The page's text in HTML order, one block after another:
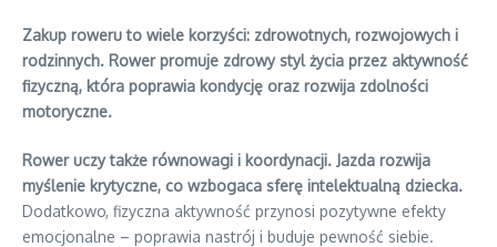
Zakup roweru to wiele korzyści: zdrowotnych, rozwojowych i
rodzinnych. Rower promuje zdrowy styl życia przez aktywność
fizyczną, która poprawia kondycję oraz rozwija zdolności
motoryczne.
Rower uczy także równowagi i koordynacji. Jazda rozwija
myślenie krytyczne, co wzbogaca sferę intelektualną dziecka.
Dodatkowo, fizyczna aktywność przynosi pozytywne efekty
emocjonalne – poprawia nastrój i buduje pewność siebie.